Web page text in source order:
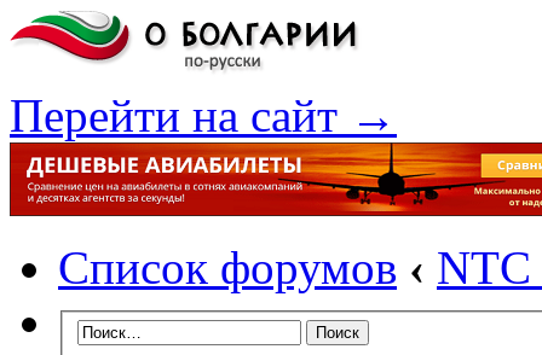
Перейти на сайт →
Список форумов ‹ NTC